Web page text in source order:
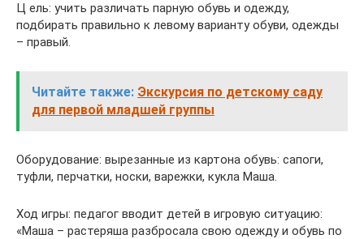
Ц ель: учить различать парную обувь и одежду,
подбирать правильно к левому варианту обуви, одежды
– правый.
Читайте также: Экскурсия по детскому саду
для первой младшей группы
Оборудование: вырезанные из картона обувь: сапоги,
туфли, перчатки, носки, варежки, кукла Маша.
Ход игры: педагог вводит детей в игровую ситуацию:
«Маша – растеряша разбросала свою одежду и обувь по